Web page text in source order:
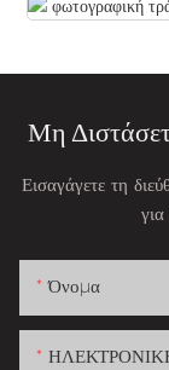
Μη
Εισαγάγετε τη
Όνομα